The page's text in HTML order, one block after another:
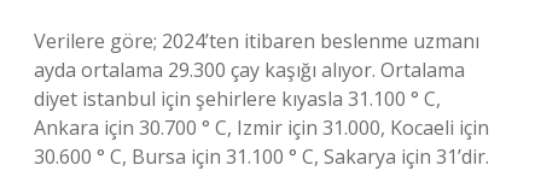
Verilere göre; 2024’ten itibaren beslenme uzmanı
ayda ortalama 29.300 çay kaşığı alıyor. Ortalama
diyet istanbul için şehirlere kıyasla 31.100 ° C,
Ankara için 30.700 ° C, Izmir için 31.000, Kocaeli için
30.600 ° C, Bursa için 31.100 ° C, Sakarya için 31’dir.